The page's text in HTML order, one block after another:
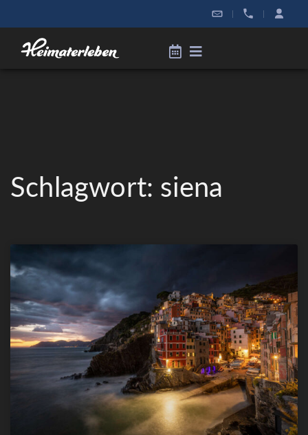
| |
Schlagwort: siena